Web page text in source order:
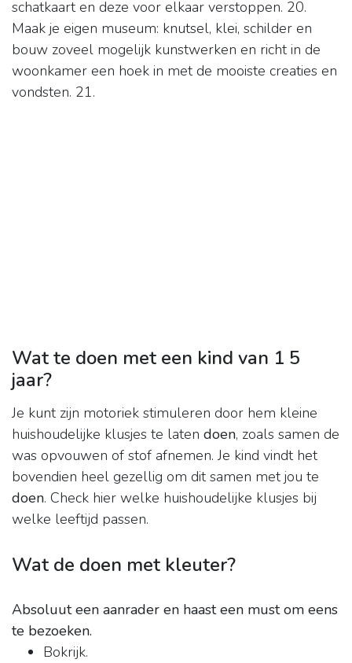
schatkaart en deze voor elkaar verstoppen. 20.
Maak je eigen museum: knutsel, klei, schilder en
bouw zoveel mogelijk kunstwerken en richt in de
woonkamer een hoek in met de mooiste creaties en
vondsten. 21.
Wat te doen met een kind van 1 5
jaar?
Je kunt zijn motoriek stimuleren door hem kleine
huishoudelijke klusjes te laten doen, zoals samen de
was opvouwen of stof afnemen. Je kind vindt het
bovendien heel gezellig om dit samen met jou te
doen. Check hier welke huishoudelijke klusjes bij
welke leeftijd passen.
Wat de doen met kleuter?
Absoluut een aanrader en haast een must om eens
te bezoeken.
Bokrijk.